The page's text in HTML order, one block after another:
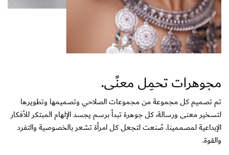
مجوهرات تحمِل معنًى.
تم تصميم كل مجموعة من مجموعات الصلاحي وتصميمها وتطويرها
لتسخير معنى ورسالة، كل جوهرة تبدأ برسم يجسد الإلهام المبتكر للأفكار
الإبداعية لمصممينا. صُنعت لتجعل كل امرأة تشعر بالخصوصية والتفرد
والقوة.